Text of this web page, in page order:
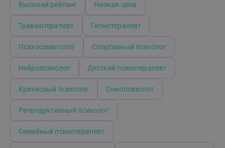
Высокий рейтинг Низкая цена
Травматерапевт Гипнотерапевт
Психосоматолог Спортивный психолог
Нейропсихолог Детский психотерапевт
Кризисный психолог Онкопсихолог
Репродуктивный психолог
Семейный психотерапевт